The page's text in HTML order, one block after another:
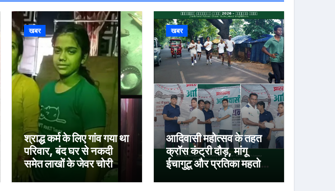
खबर
श्राद्ध कर्म के लिए गांव गया था
परिवार, बंद घर से नकदी
समेत लाखों के जेवर चोरी
खबर
आदिवासी महोत्सव के तहत
क्रॉस कंट्री दौड़, मांगू
ईचागुटू और प्रतिका महतो